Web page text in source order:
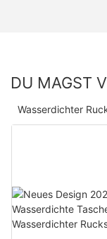
DU MAGST
Wasserdichter